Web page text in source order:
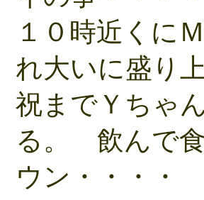
１０時近くに
れ大いに盛り
祝までＹちゃ
る。 飲んで
ウン・・・・